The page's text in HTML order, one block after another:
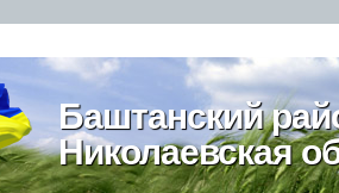
Баштанский
Николаевская